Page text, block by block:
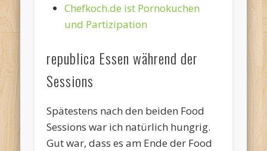
Chefkoch.de ist Pornokuchen
und Partizipation
republica Essen während der
Sessions
Spätestens nach den beiden Food
Sessions war ich natürlich hungrig.
Gut war, dass es am Ende der Food